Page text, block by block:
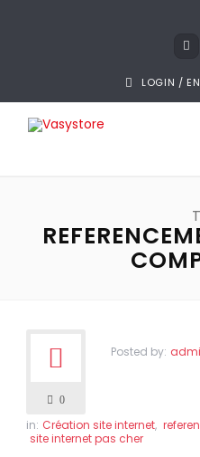
LOGIN /
0
Posted by:
in: Création site internet,
site internet pas cher